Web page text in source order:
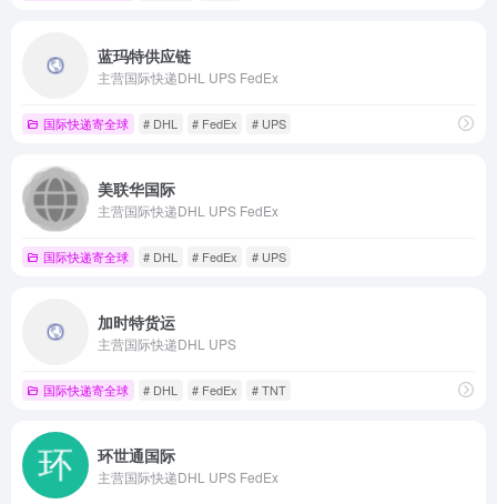
蓝玛特供应链
主营国际快递DHL UPS FedEx
国际快递寄全球 # DHL # FedEx # UPS
美联华国际
主营国际快递DHL UPS FedEx
国际快递寄全球 # DHL # FedEx # UPS
加时特货运
主营国际快递DHL UPS
国际快递寄全球 # DHL # FedEx # TNT
环世通国际
主营国际快递DHL UPS FedEx